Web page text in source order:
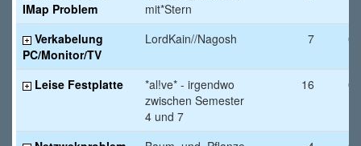
IMap Problem
mit*Stern
Verkabelung
PC/Monitor/TV
LordKain//Nagosh 7
Leise Festplatte
*al!ve* - irgendwo
zwischen Semester
4 und 7
16